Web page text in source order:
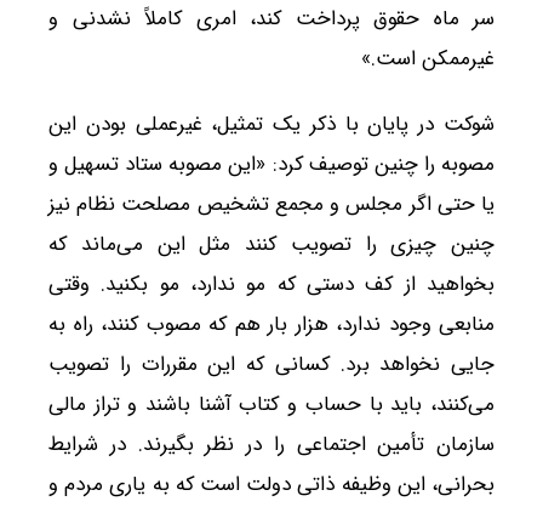
سر ماه حقوق پرداخت کند، امری کاملاً نشدنی و
غیرممکن است.»
شوکت در پایان با ذکر یک تمثیل، غیرعملی بودن این
مصوبه را چنین توصیف کرد: «این مصوبه ستاد تسهیل و
یا حتی اگر مجلس و مجمع تشخیص مصلحت نظام نیز
چنین چیزی را تصویب کنند مثل این می‌ماند که
بخواهید از کف دستی که مو ندارد، مو بکنید. وقتی
منابعی وجود ندارد، هزار بار هم که مصوب کنند، راه به
جایی نخواهد برد. کسانی که این مقررات را تصویب
می‌کنند، باید با حساب و کتاب آشنا باشند و تراز مالی
سازمان تأمین اجتماعی را در نظر بگیرند. در شرایط
بحرانی، این وظیفه ذاتی دولت است که به یاری مردم و